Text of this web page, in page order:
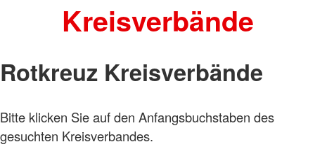
Kreisverbände
Rotkreuz Kreisverbände
Bitte klicken Sie auf den Anfangsbuchstaben des
gesuchten Kreisverbandes.